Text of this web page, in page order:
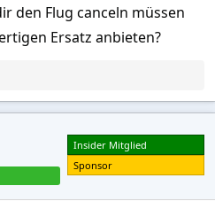
den Flug canceln müssen
Ersatz anbieten?
Insider Mitglied
Sponsor